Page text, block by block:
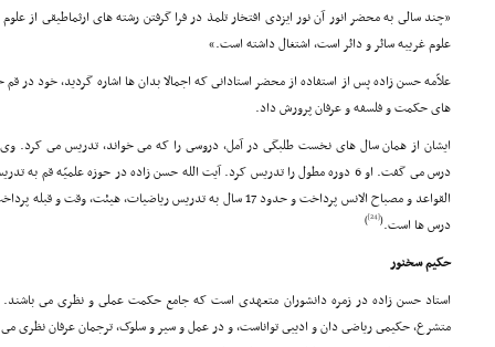
«چند سالى به محضر انور آن نور ایزدى افتخار تلمذ در فرا گرفتن رشته هاى ارثماطیقى از
علوم غریبه سائر و دائر است، اشتغال داشته است.»
علاّمه حسن زاده پس از استفاده از محضر استادانى که اجمالا بدان ها اشاره گردید، خود
هاى حکمت و فلسفه و عرفان پرورش داد.
ایشان از همان سال هاى نخست طلبگى در آمل، دروسى را که مى خواند، تدریس مى کرد.
درس مى گفت. او 6 دوره مطول را تدریس کرد. آیت الله حسن زاده در حوزه علمیّه
القواعد و مصباح الانس پرداخت و حدود 17 سال به تدریس ریاضیات،
درس ها است.(
[24]
)
حکیم سخنور
استاد حسن زاده در زمره دانشوران متعهدى است که جامع حکمت عملى و نظرى مى
متشرع، حکیمى ریاضى دان و ادیبى تواناست، و در عمل و سیر و سلوک، ترجمان عرفان نظرى